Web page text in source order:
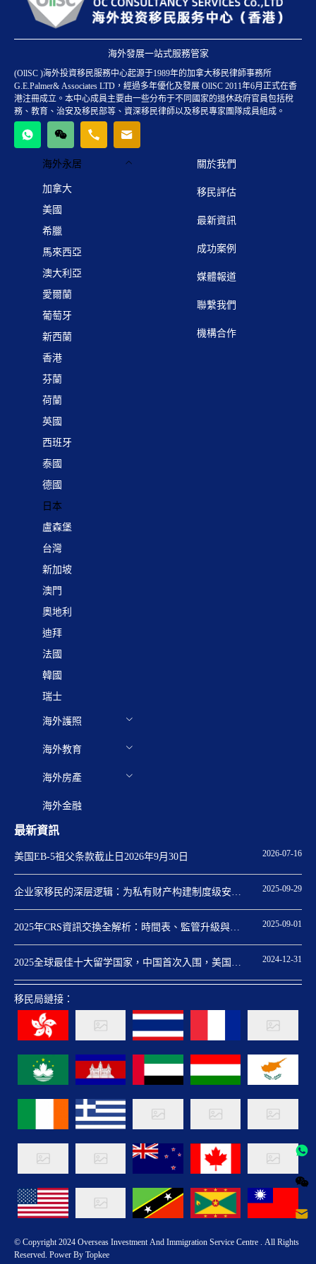
海外發展一站式服務管家
(OllSC )海外投資移民服務中心起源于1989年的加拿大移民律師事務所
G.E.Palmer& Associates LTD，經過多年優化及發展 OllSC 2011年6月正式在香
港注冊成立。本中心成員主要由一些分布于不同國家的退休政府官員包括稅
務、教育、治安及移民部等、資深移民律師以及移民專家團隊成員組成。
海外永居
加拿大
美國
希臘
馬來西亞
澳大利亞
愛爾蘭
葡萄牙
新西蘭
香港
芬蘭
荷蘭
英國
西班牙
泰國
德國
日本
盧森堡
台灣
新加坡
澳門
奧地利
迪拜
法國
韓國
瑞士
海外護照
海外教育
海外房產
海外金融
關於我們
移民評估
最新資訊
成功案例
媒體報道
聯繫我們
機構合作
最新資訊
2026-07-16
美国EB-5祖父条款截止日2026年9月30日
2025-09-29
企业家移民的深层逻辑：为私有财产构建制度级安全
2025-09-01
2025年CRS資訊交換全解析：時間表、監管升級與身
2024-12-31
2025全球最佳十大留学国家，中国首次入围，美国重
移民局鏈接：
© Copyright 2024 Overseas Investment And Immigration Service Centre . All Rights
Reserved. Power By Topkee